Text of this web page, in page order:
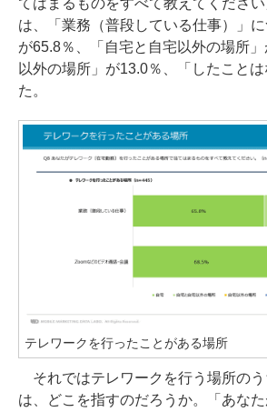
てはまるものをすべて教えてくださ
は、「業務（普段している仕事）」に
が65.8％、「自宅と自宅以外の場所
以外の場所」が13.0％、「したこと
た。
テレワークを行ったことがある場所
それではテレワークを行う場所のう
は、どこを指すのだろうか。「あな